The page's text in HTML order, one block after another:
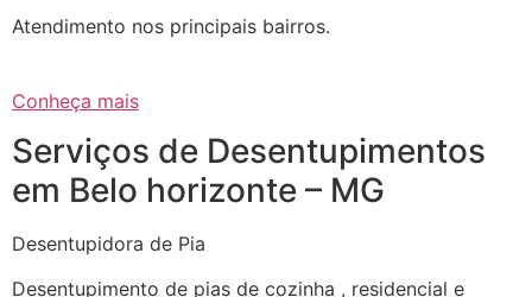
Atendimento nos principais bairros.
Conheça mais
Serviços de Desentupimentos
em Belo horizonte – MG
Desentupidora de Pia
Desentupimento de pias de cozinha , residencial e